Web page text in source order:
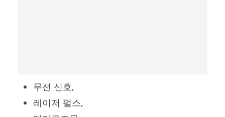
무선 신호,
레이저 펄스,